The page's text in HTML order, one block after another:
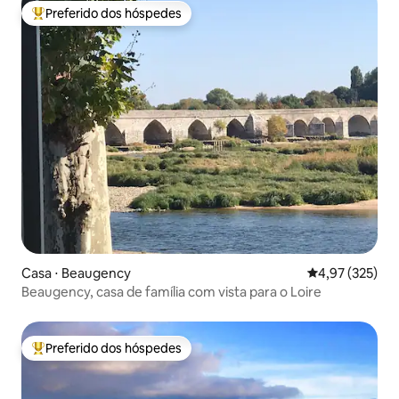
Entre os melhores preferidos dos hóspedes
Preferido dos hóspedes
Casa ⋅ Beaugency 4,97 de uma
4,97 (325)
Beaugency, casa de família com vista para o Loire
Entre os melhores preferidos dos hóspedes
Preferido dos hóspedes